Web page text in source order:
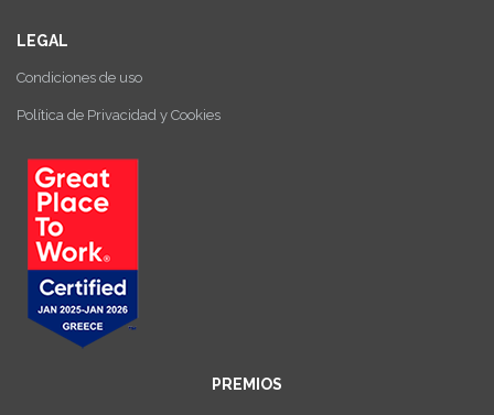
LEGAL
Condiciones de uso
Política de Privacidad y Cookies
PREMIOS